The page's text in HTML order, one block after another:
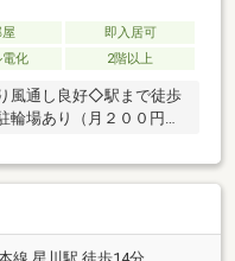
即入居可
電化 2階以上
風通し良好◇駅まで徒歩
場あり（月２００円）